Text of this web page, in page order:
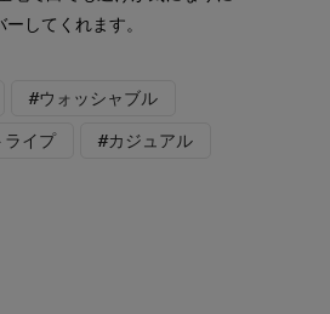
してくれます。
#ウォッシャブル
ライプ #カジュアル